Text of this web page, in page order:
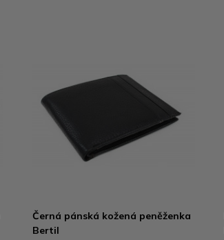
Černá pánská kožená peněženka
Bertil